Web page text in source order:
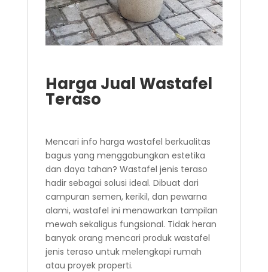
Harga Jual Wastafel
Teraso
Mencari info harga wastafel berkualitas
bagus yang menggabungkan estetika
dan daya tahan? Wastafel jenis teraso
hadir sebagai solusi ideal. Dibuat dari
campuran semen, kerikil, dan pewarna
alami, wastafel ini menawarkan tampilan
mewah sekaligus fungsional. Tidak heran
banyak orang mencari produk wastafel
jenis teraso untuk melengkapi rumah
atau proyek properti.